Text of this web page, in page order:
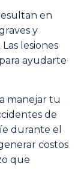
en
y
lesiones
ayudarte
manejar tu
de
durante el
costos
que